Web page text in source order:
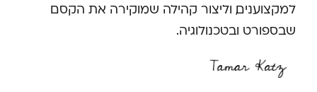
למקצוענים, וליצור קהילה שמוקירה את הקסם
שבספורט ובטכנולוגיה.